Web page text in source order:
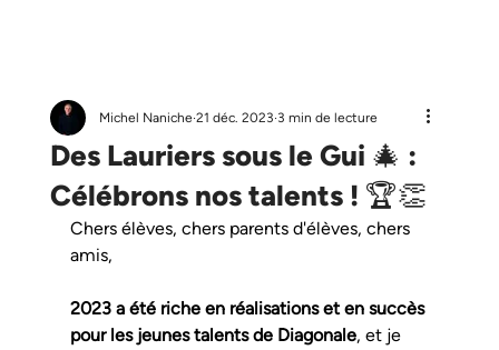
Des Lauriers sous le Gui 🎄 :
Célébrons nos talents ! 🏆👏
Michel Naniche 21 déc. 2023 3 min de lecture
Chers élèves, chers parents d'élèves, chers
amis,
2023 a été riche en réalisations et en succès
pour les jeunes talents de Diagonale, et je